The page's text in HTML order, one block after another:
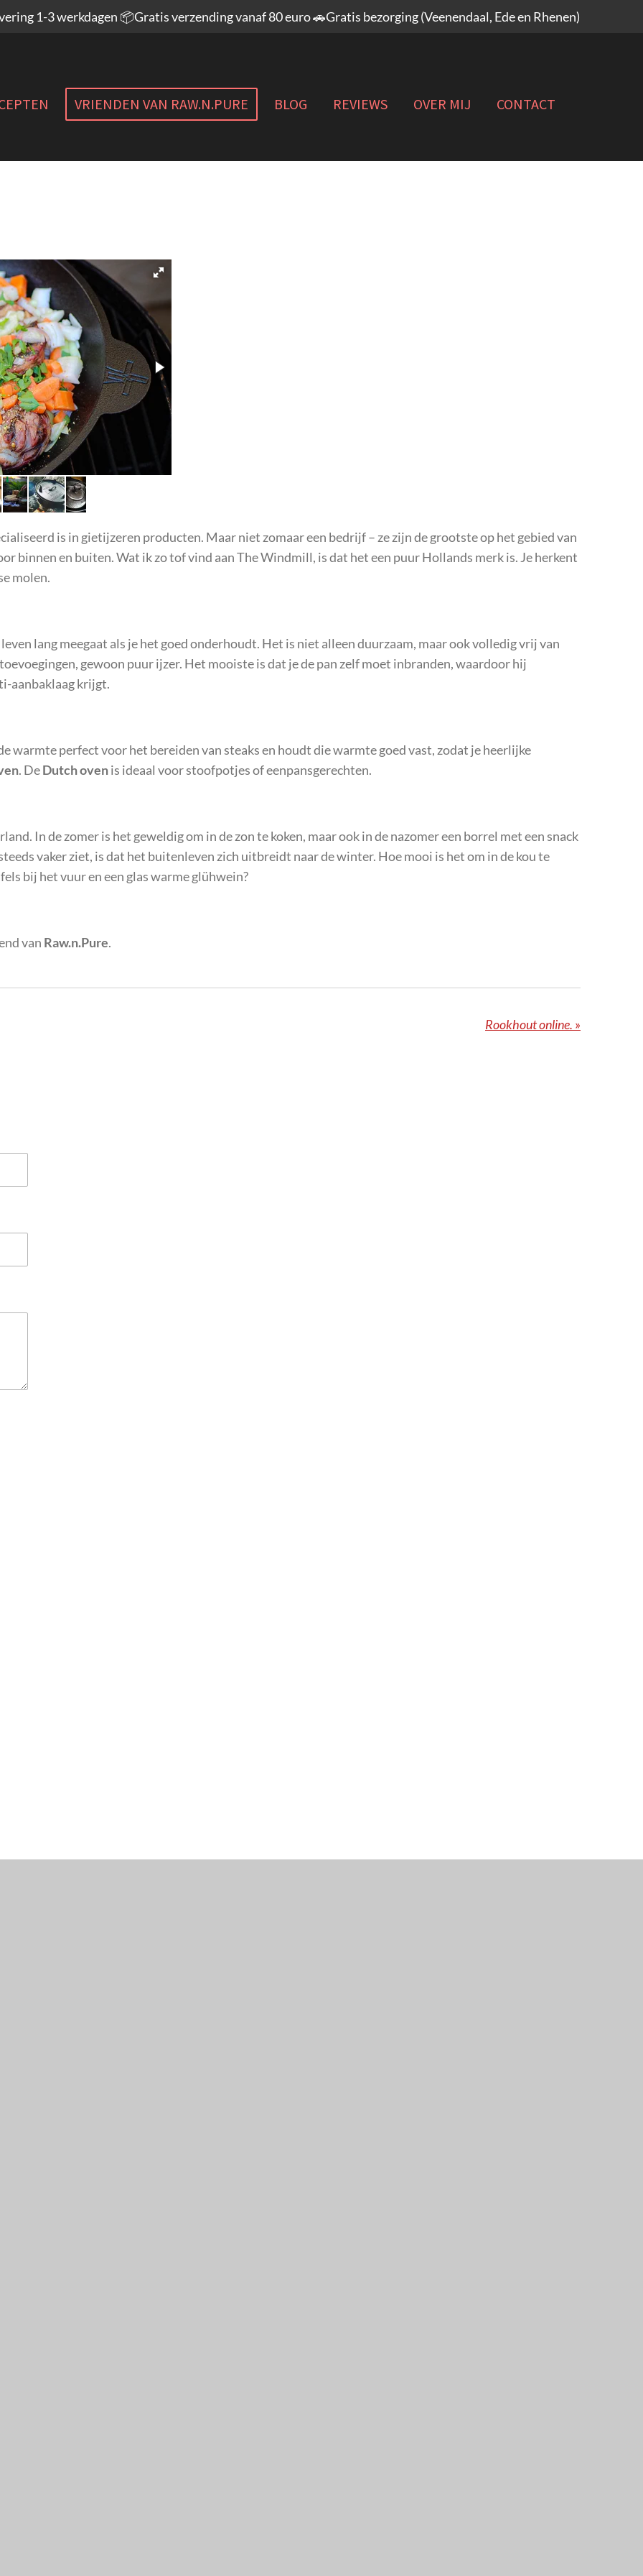
1-3 werkdagen 📦Gratis verzending vanaf 80 euro 🚗Gratis bezorging (Veenendaal, Ede en Rhenen)
VRIENDEN VAN RAW.N.PURE BLOG REVIEWS OVER MIJ CONTACT
is in gietijzeren producten. Maar niet zomaar een bedrijf – ze zijn de grootste op het gebied van
binnen en buiten. Wat ik zo tof vind aan The Windmill, is dat het een puur Hollands merk is. Je herkent
molen.
leven lang meegaat als je het goed onderhoudt. Het is niet alleen duurzaam, maar ook volledig vrij van
gewoon puur ijzer. Het mooiste is dat je de pan zelf moet inbranden, waardoor hij
aanbaklaag krijgt.
warmte perfect voor het bereiden van steaks en houdt die warmte goed vast, zodat je heerlijke
. DeDutch ovenis ideaal voor stoofpotjes of eenpansgerechten.
In de zomer is het geweldig om in de zon te koken, maar ook in de nazomer een borrel met een snack
vaker ziet, is dat het buitenleven zich uitbreidt naar de winter. Hoe mooi is het om in de kou te
bij het vuur en een glas warme glühwein?
van Raw.n.Pure.
Rookhout online. »